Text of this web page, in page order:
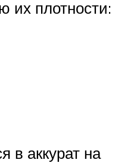
их плотности:
в аккурат на